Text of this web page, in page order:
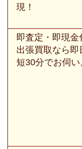
現！
即査定・即現金
出張買取なら即
短30分でお伺い